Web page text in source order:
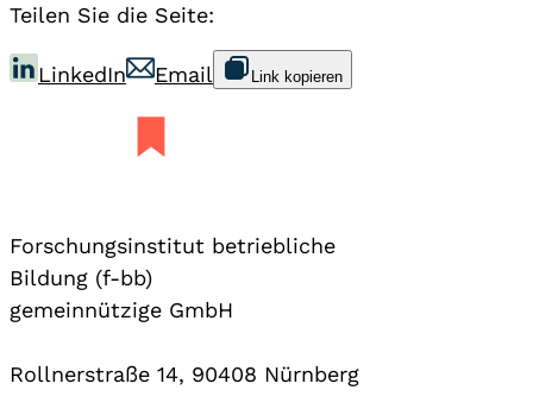
Teilen Sie die Seite:
LinkedIn Email Link kopieren
Forschungsinstitut betriebliche
Bildung (f-bb)
gemeinnützige GmbH
Rollnerstraße 14, 90408 Nürnberg